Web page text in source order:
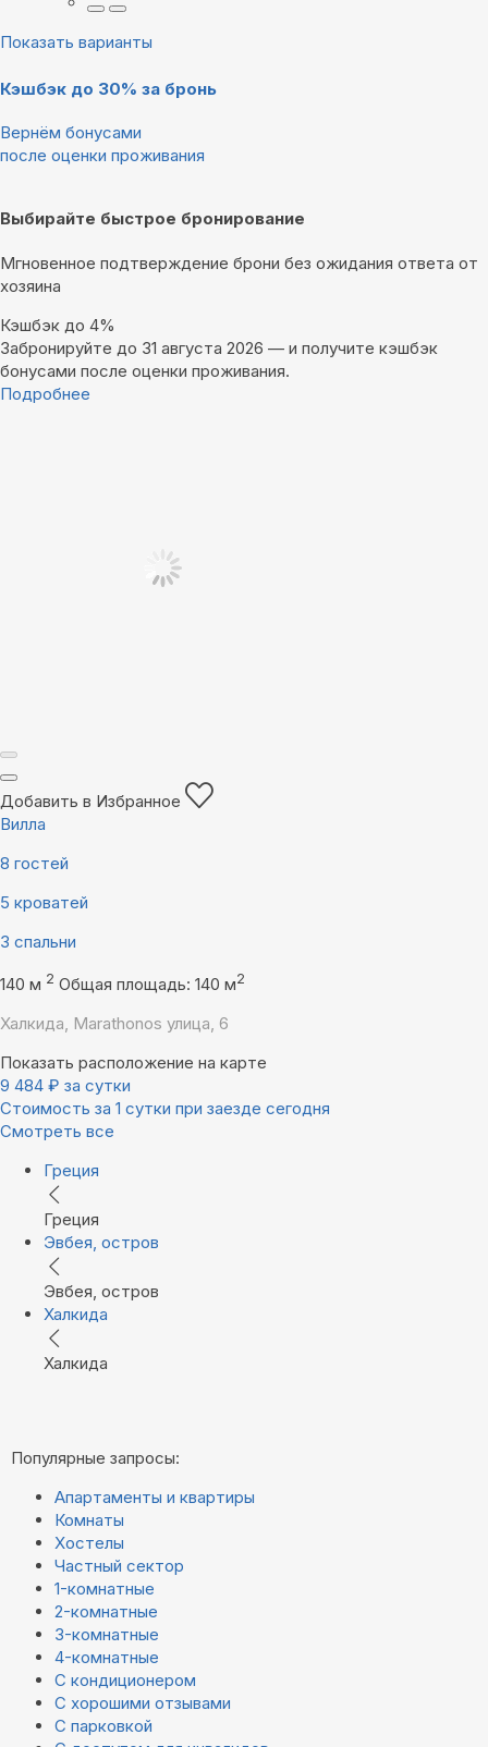
Показать варианты
Кэшбэк до 30% за бронь
Вернём бонусами
после оценки проживания
Выбирайте быстрое бронирование
Мгновенное подтверждение брони без ожидания ответа от
хозяина
Кэшбэк до 4%
Забронируйте до 31 августа 2026 — и получите кэшбэк
бонусами после оценки проживания.
Подробнее
Добавить в Избранное
Вилла
8 гостей
5 кроватей
3 спальни
140 м 2 Общая площадь: 140 м2
Халкида, Marathonos улица, 6
Показать расположение на карте
9 484 ₽ за сутки
Стоимость за 1 сутки при заезде сегодня
Смотреть все
Греция
Греция
Эвбея, остров
Эвбея, остров
Халкида
Халкида
Популярные запросы:
Апартаменты и квартиры
Комнаты
Хостелы
Частный сектор
1-комнатные
2-комнатные
3-комнатные
4-комнатные
С кондиционером
С хорошими отзывами
С парковкой